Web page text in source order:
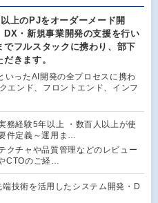
上のPJをオーダーメード開
DX・新規事業開発の支援を行い
でフルスタックに携わり、部下
きます。
いったAI開発の全プロセスに携わ
エンド、フロントエンド、インフ
務経験5年以上 ・数百人以上が使
件定義～運用ま…
クチャや品質管理などのレビュー
CTOのご経…
端技術を活用したシステム開発・D